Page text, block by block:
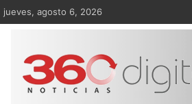
Saltar
al
jueves, agosto 6, 2026